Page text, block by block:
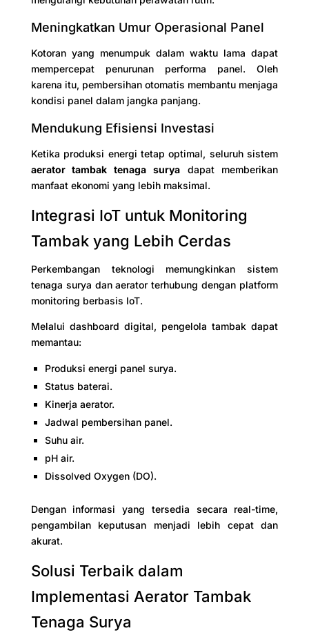
Meningkatkan Umur Operasional Panel
Kotoran yang menumpuk dalam waktu lama dapat
mempercepat penurunan performa panel. Oleh
karena itu, pembersihan otomatis membantu menjaga
kondisi panel dalam jangka panjang.
Mendukung Efisiensi Investasi
Ketika produksi energi tetap optimal, seluruh sistem
aerator tambak tenaga suryadapat memberikan
manfaat ekonomi yang lebih maksimal.
Integrasi IoT untuk Monitoring
Tambak yang Lebih Cerdas
Perkembangan teknologi memungkinkan sistem
tenaga surya dan aerator terhubung dengan platform
monitoring berbasis IoT.
Melalui dashboard digital, pengelola tambak dapat
memantau:
Produksi energi panel surya.
Status baterai.
Kinerja aerator.
Jadwal pembersihan panel.
Suhu air.
pH air.
Dissolved Oxygen (DO).
Dengan informasi yang tersedia secara real-time,
pengambilan keputusan menjadi lebih cepat dan
akurat.
Solusi Terbaik dalam
Implementasi Aerator Tambak
Tenaga Surya